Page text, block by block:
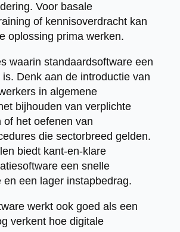
Voor basale
of kennisoverdracht kan
oplossing prima werken.
waarin standaardsoftware een
Denk aan de introductie van
in algemene
bijhouden van verplichte
of het oefenen van
die sectorbreed gelden.
biedt kant-en-klare
een snelle
en een lager instapbedrag.
werkt ook goed als een
verkent hoe digitale